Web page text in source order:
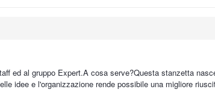
ed al gruppo Expert.A cosa serve?Questa stanzetta
idee e l'organizzazione rende possibile una migliore